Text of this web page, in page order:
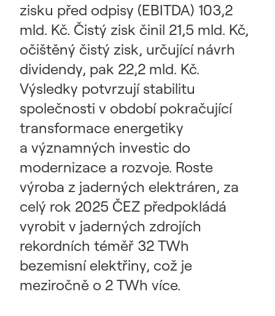
zisku před odpisy (EBITDA) 103,2
mld. Kč. Čistý zisk činil 21,5 mld. Kč,
očištěný čistý zisk, určující návrh
dividendy, pak 22,2 mld. Kč.
Výsledky potvrzují stabilitu
společnosti v období pokračující
transformace energetiky
a významných investic do
modernizace a rozvoje. Roste
výroba z jaderných elektráren, za
celý rok 2025 ČEZ předpokládá
vyrobit v jaderných zdrojích
rekordních téměř 32 TWh
bezemisní elektřiny, což je
meziročně o 2 TWh více.